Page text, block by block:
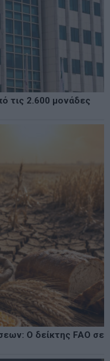
τις 2.600 μονάδες
Ο δείκτης FAO σε